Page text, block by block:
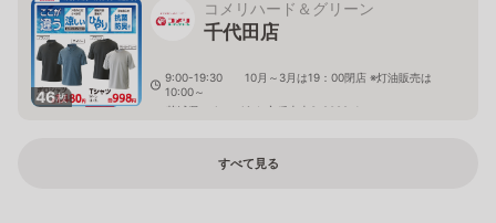
46枚
コメリハード＆グリーン
千代田店
9:00-19:30 10月～3月は19：00閉店 ※灯油販売は
10:00～
茨城県かすみがうら市稲吉南3-2082-1
すべて見る